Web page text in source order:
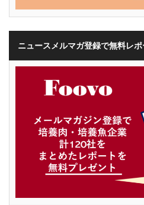
ニュースメルマガ登録で無料レ